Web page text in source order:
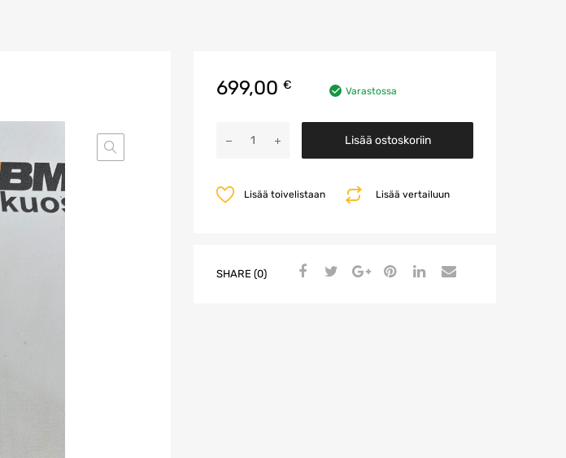
699,00 € Varastossa
ohjausyksikkö
Lisää ostoskoriin
Lisää vertailuun
Lisää toivelistaan
SHARE (0)